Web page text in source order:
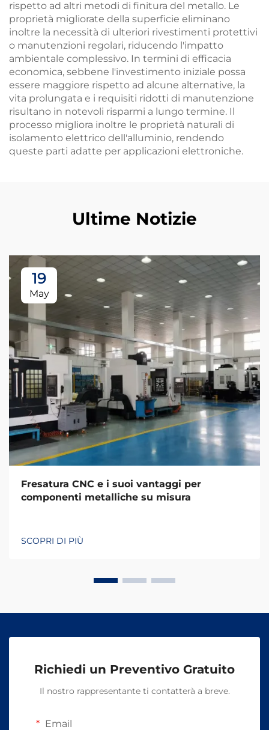
rispetto ad altri metodi di finitura del metallo. Le
proprietà migliorate della superficie eliminano
inoltre la necessità di ulteriori rivestimenti protettivi
o manutenzioni regolari, riducendo l'impatto
ambientale complessivo. In termini di efficacia
economica, sebbene l'investimento iniziale possa
essere maggiore rispetto ad alcune alternative, la
vita prolungata e i requisiti ridotti di manutenzione
risultano in notevoli risparmi a lungo termine. Il
processo migliora inoltre le proprietà naturali di
isolamento elettrico dell'alluminio, rendendo
queste parti adatte per applicazioni elettroniche.
Ultime Notizie
19
May
Fresatura CNC e i suoi vantaggi per
componenti metalliche su misura
SCOPRI DI PIÙ
Richiedi un Preventivo Gratuito
Il nostro rappresentante ti contatterà a breve.
Email